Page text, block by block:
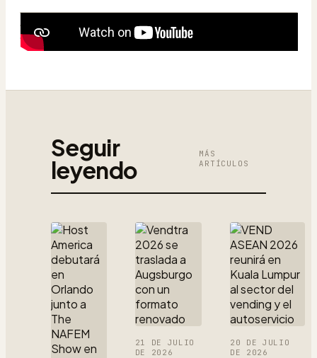
Seguir
leyendo
MÁS
ARTÍCULOS
21 DE JULIO
DE 2026
20 DE JULIO
DE 2026